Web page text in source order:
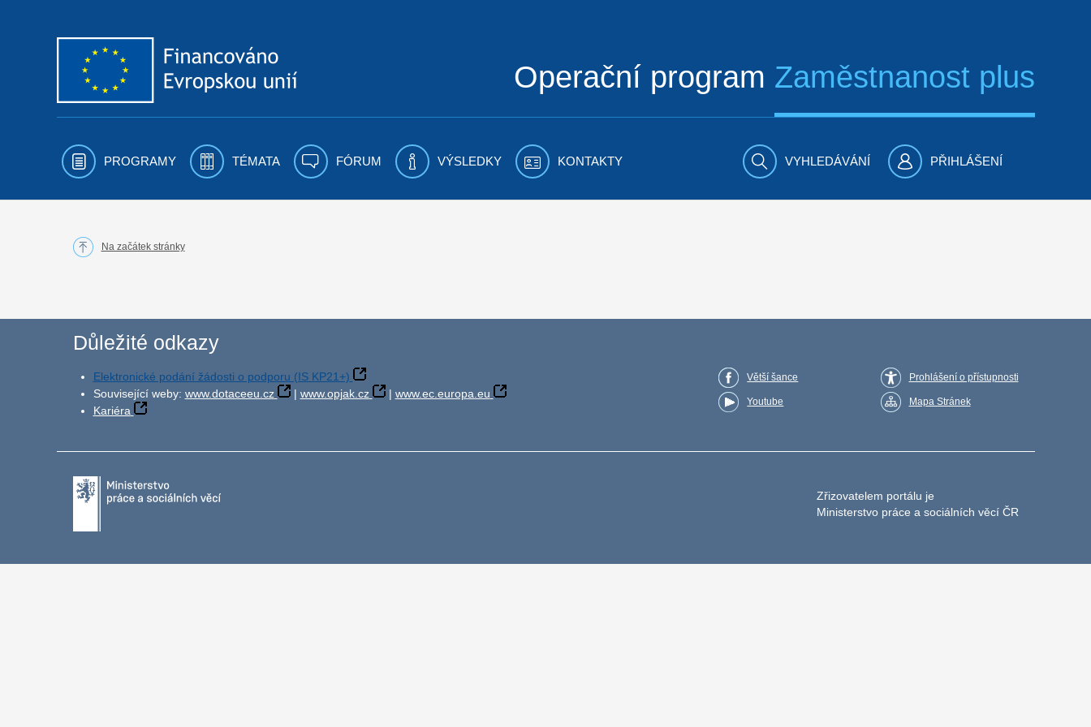
Operační program Zaměstnanost plus
PROGRAMY TÉMATA FÓRUM VÝSLEDKY KONTAKTY VYHLEDÁVÁNÍ PŘIHLÁŠENÍ
Na začátek stránky
Důležité odkazy
Elektronické podání žádosti o podporu (IS KP21+)
Související weby: www.dotaceeu.cz | www.opjak.cz | www.ec.europa.eu
Kariéra
Větší šance
Youtube
Prohlášení o přístupnosti
Mapa Stránek
Zřizovatelem portálu je
Ministerstvo práce a sociálních věcí ČR